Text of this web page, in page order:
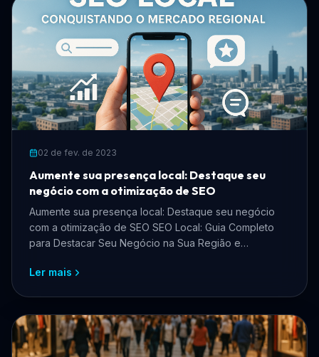
02 de fev. de 2023
Aumente sua presença local: Destaque seu
negócio com a otimização de SEO
Aumente sua presença local: Destaque seu negócio
com a otimização de SEO SEO Local: Guia Completo
para Destacar Seu Negócio na Sua Região e
Ler mais